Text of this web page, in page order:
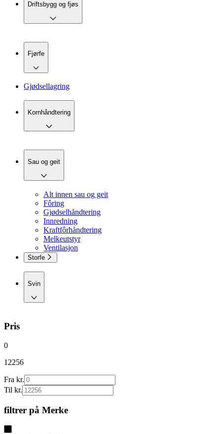
Driftsbygg og fjøs
Fjørfe
Gjødsellagring
Kornhåndtering
Sau og geit
Alt innen sau og geit
Fôring
Gjødselhåndtering
Innredning
Kraftfôrhåndtering
Melkeutstyr
Ventilasjon
Storfe
Svin
Pris
0
12256
Fra kr.
Til kr.
filtrer på Merke